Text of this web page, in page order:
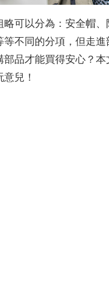
可以分為：安全帽
不同的分項，但走
品才能買得安心？
兒！